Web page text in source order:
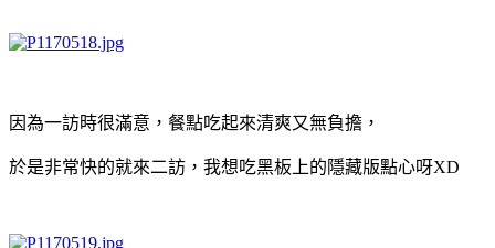
因為一訪時很滿意，餐點吃起來清爽又無負擔，
於是非常快的就來二訪，我想吃黑板上的隱藏版點心呀XD